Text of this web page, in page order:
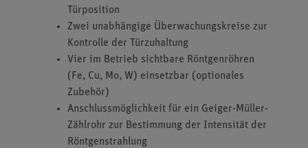
Türposition
Zwei unabhängige Überwachungskreise zur
Kontrolle der Türzuhaltung
Vier im Betrieb sichtbare Röntgenröhren
(Fe, Cu, Mo, W) einsetzbar (optionales
Zubehör)
Anschlussmöglichkeit für ein Geiger-Müller-
Zählrohr zur Bestimmung der Intensität der
Röntgenstrahlung